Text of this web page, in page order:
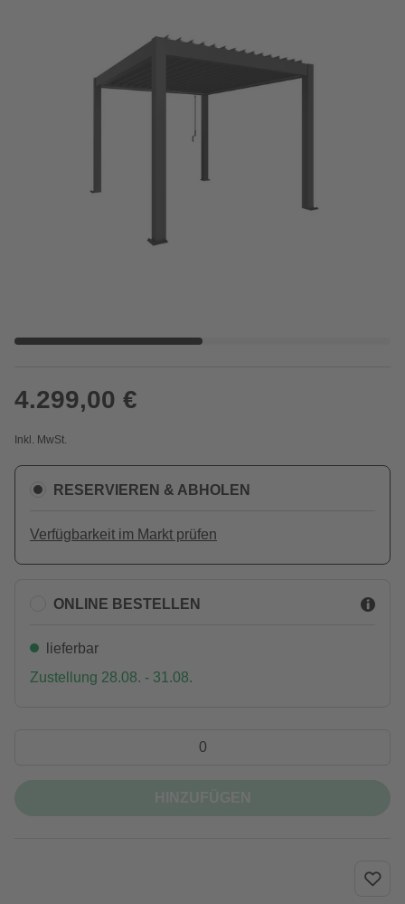
4.299,00 €
Inkl. MwSt.
RESERVIEREN & ABHOLEN
Verfügbarkeit im Markt prüfen
ONLINE BESTELLEN
lieferbar
Zustellung 28.08. - 31.08.